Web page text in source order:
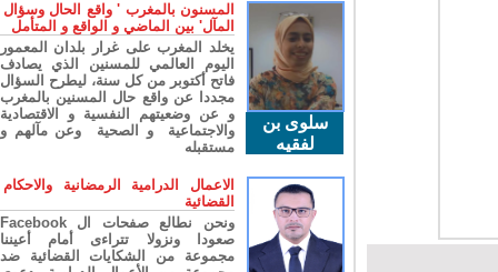
سلوى بن
لفقيه
المسنون بالمغرب ' واقع الحال وسؤال
المآل' بين الماضي و الواقع و المتأمل
يخلد المغرب على غرار بلدان المعمور
اليوم العالمي للمسنين الذي يصادف
فاتح أكتوبر من كل سنة، ليطرح السؤال
مجددا عن واقع حال المسنين بالمغرب
و عن وضعيتهم النفسية و الاقتصادية
والاجتماعية و الصحية وعن مآلهم و
مستقبله
الاعمال الدرامية الرمضانية والاحكام
القضائية
ونحن نطالع صفحات ال Facebook
صعودا ونزولا تتراءى أمام أعيننا
مجموعة من الشكايات القضائية ضد